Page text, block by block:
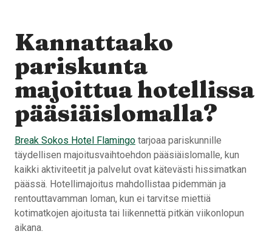
Kannattaako
pariskunta
majoittua hotellissa
pääsiäislomalla?
Break Sokos Hotel Flamingo tarjoaa pariskunnille
täydellisen majoitusvaihtoehdon pääsiäislomalle, kun
kaikki aktiviteetit ja palvelut ovat kätevästi hissimatkan
päässä. Hotellimajoitus mahdollistaa pidemmän ja
rentouttavamman loman, kun ei tarvitse miettiä
kotimatkojen ajoitusta tai liikennettä pitkän viikonlopun
aikana.